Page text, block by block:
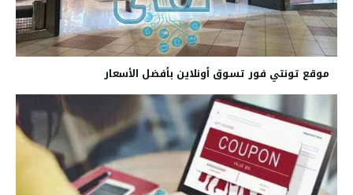
موقع تونتي فور تسوق أونلاين بأفضل الأسعار